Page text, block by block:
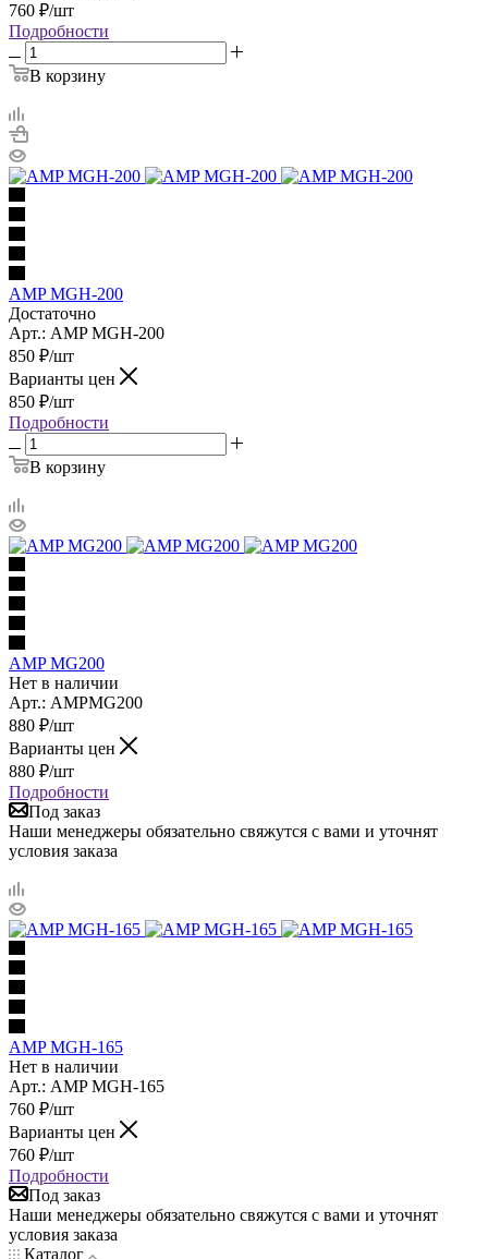
760 ₽/шт
Подробности
В корзину
AMP MGH-200
Достаточно
Арт.: AMP MGH-200
850 ₽/шт
Варианты цен
850 ₽/шт
Подробности
В корзину
AMP MG200
Нет в наличии
Арт.: AMPMG200
880 ₽/шт
Варианты цен
880 ₽/шт
Подробности
Под заказ
Наши менеджеры обязательно свяжутся с вами и уточнят
условия заказа
AMP MGH-165
Нет в наличии
Арт.: AMP MGH-165
760 ₽/шт
Варианты цен
760 ₽/шт
Подробности
Под заказ
Наши менеджеры обязательно свяжутся с вами и уточнят
условия заказа
Каталог